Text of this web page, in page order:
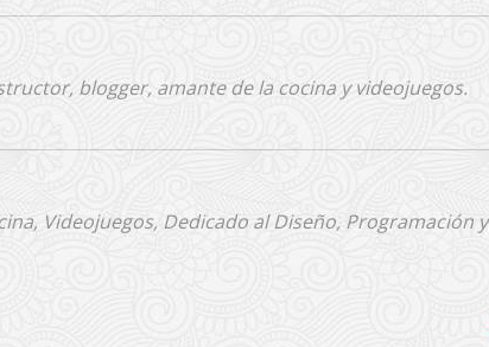
blogger, amante de la cocina y videojuegos.
Videojuegos, Dedicado al Diseño, Programación y